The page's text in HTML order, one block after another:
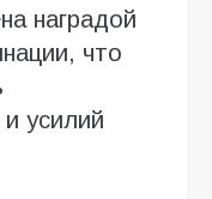
наградой
что
усилий